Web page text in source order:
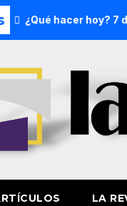
¿Qué hacer hoy? 7 de
LA